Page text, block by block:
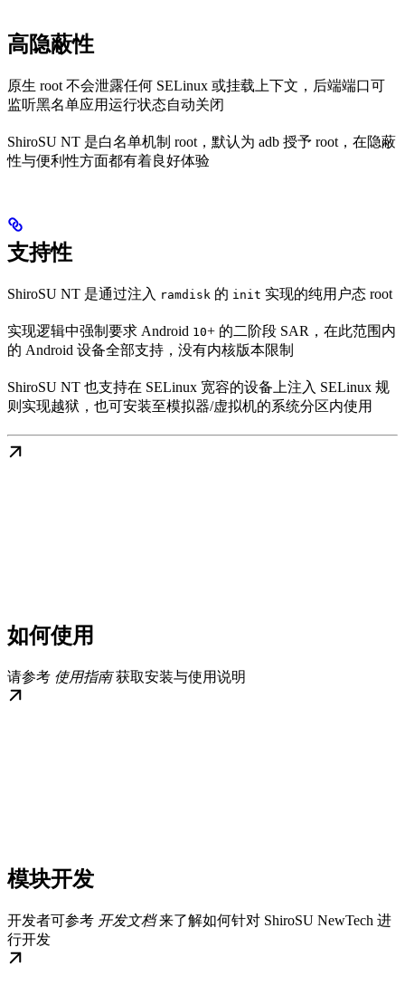
高隐蔽性
原生 root 不会泄露任何 SELinux 或挂载上下文，后端端口可
监听黑名单应用运行状态自动关闭
ShiroSU NT 是白名单机制 root，默认为 adb 授予 root，在隐蔽
性与便利性方面都有着良好体验
支持性
ShiroSU NT 是通过注入 ramdisk 的 init 实现的纯用户态 root
实现逻辑中强制要求 Android 10+ 的二阶段 SAR，在此范围内
的 Android 设备全部支持，没有内核版本限制
ShiroSU NT 也支持在 SELinux 宽容的设备上注入 SELinux 规
则实现越狱，也可安装至模拟器/虚拟机的系统分区内使用
如何使用
请参考 使用指南获取安装与使用说明
模块开发
开发者可参考 开发文档来了解如何针对 ShiroSU NewTech 进
行开发